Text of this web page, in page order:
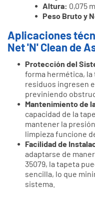
Altura: 0,075 m.
Peso Bruto y
Aplicaciones
Net 'N' Clean de
Protección del
forma hermética,
residuos ingresen
previniendo
Mantenimiento de
capacidad de la
mantener la
limpieza funcione
Facilidad de
adaptarse de
35079, la tapeta
sencilla, lo que
sistema.